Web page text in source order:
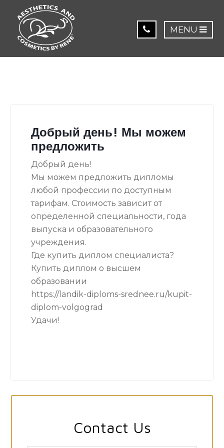
MENU
Добрый день! Мы можем
предложить
Добрый день!
Мы можем предложить дипломы
любой профессии по доступным
тарифам. Стоимость зависит от
определенной специальности, года
выпуска и образовательного
учреждения.
Где купить диплом специалиста?
Купить диплом о высшем
образовании
https://landik-diploms-srednee.ru/kupit-
diplom-volgograd
Удачи!
Contact Us